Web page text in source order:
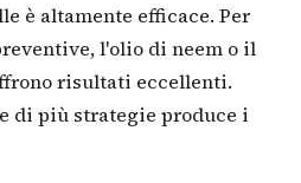
è altamente efficace. Per
l'olio di neem o il
risultati eccellenti.
di più strategie produce i